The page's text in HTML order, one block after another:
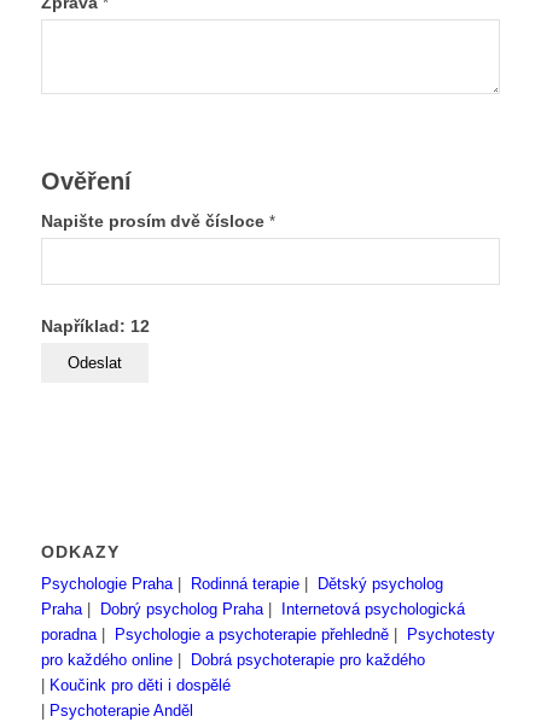
Ověření
Napište prosím dvě čísloce *
Například: 12
ODKAZY
Psychologie Praha| Rodinná terapie|
Dětský psycholog
Praha| Dobrý psycholog Praha|
Internetová psychologická
poradna| Psychologie a psychoterapie přehledně|
Psychotesty
pro každého online|
Dobrá psychoterapie pro každého
Koučink pro děti i dospělé
Psychoterapie Anděl